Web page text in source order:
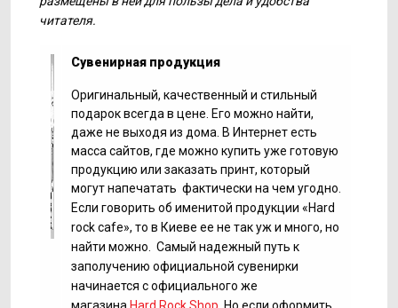
читателя.
Сувенирная продукция
Оригинальный, качественный и стильный
подарок всегда в цене. Его можно найти,
даже не выходя из дома. В Интернет есть
масса сайтов, где можно купить уже готовую
продукцию или заказать принт, который
могут напечатать фактически на чем угодно.
Если говорить об именитой продукции «Hard
rock cafe», то в Киеве ее не так уж и много, но
найти можно. Самый надежный путь к
заполучению официальной сувенирки
начинается с официального же